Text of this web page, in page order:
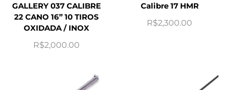
GALLERY 037 CALIBRE
22 CANO 16” 10 TIROS
OXIDADA / INOX
R$2,000.00
Calibre 17 HMR
R$2,300.00